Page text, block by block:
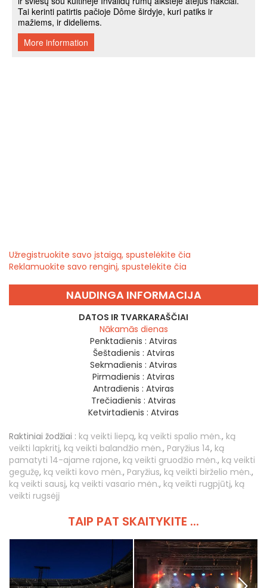
Užregistruokite savo įstaigą, spustelėkite čia
Reklamuokite savo renginį, spustelėkite čia
NAUDINGA INFORMACIJA
DATOS IR TVARKARAŠČIAI
Nākamās dienas
Penktadienis : Atviras
Šeštadienis : Atviras
Sekmadienis : Atviras
Pirmadienis : Atviras
Antradienis : Atviras
Trečiadienis : Atviras
Ketvirtadienis : Atviras
Raktiniai žodžiai : ką veikti liepą, ką veikti spalio mėn., ką
veikti lapkritį, ką veikti balandžio mėn., Paryžius 14, ką
pamatyti 14-ajame rajone, ką veikti gruodžio mėn., ką veikti
gegužę, ką veikti kovo mėn., Paryžius, ką veikti birželio mėn.,
ką veikti sausį, ką veikti vasario mėn., ką veikti rugpjūtį, ką
veikti rugsėjį
TAIP PAT SKAITYKITE ...